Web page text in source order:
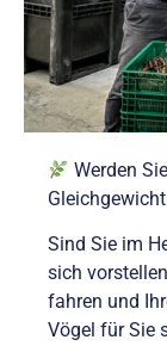
Werden
Sind Sie im
sich
fahren und
Vögel für Sie